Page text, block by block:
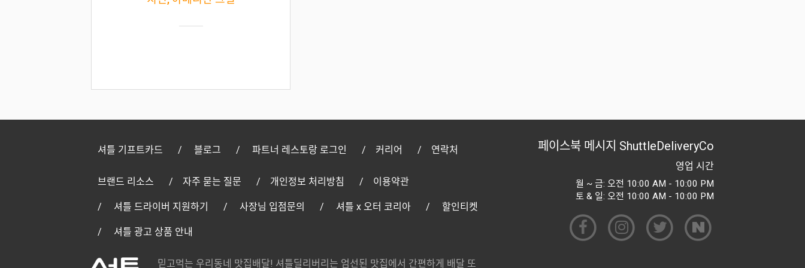
셔틀 기프트카드 블로그 파트너 레스토랑 로그인 커리어 연락처
브랜드 리소스 자주 묻는 질문 개인정보 처리방침 이용약관
셔틀 드라이버 지원하기 사장님 입점문의 셔틀 x 오터 코리아 할인티켓
셔틀 광고 상품 안내
믿고먹는 우리동네 맛집배달! 셔틀딜리버리는 엄선된 맛집에서 간편하게 배달 또
페이스북 메시지 ShuttleDeliveryCo
영업 시간
월 ~ 금: 오전 10:00 AM - 10:00 PM
토 & 일: 오전 10:00 AM - 10:00 PM